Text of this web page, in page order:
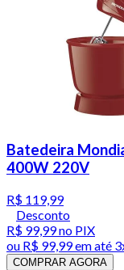
Batedeira
400W 220V
R$ 119,99
Desconto
R$ 99,99no PIX
ou R$ 99,99em até
COMPRAR AGORA